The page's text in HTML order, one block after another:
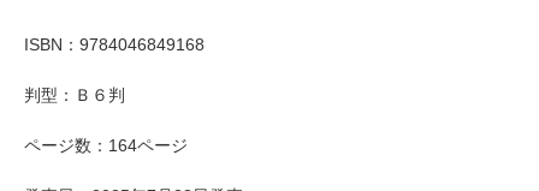
ISBN：9784046849168
判型：Ｂ６判
ページ数：164ページ